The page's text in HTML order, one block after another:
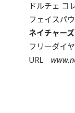
ドルチェ コ
フェイスパ
ネイチャー
フリーダイ
URL